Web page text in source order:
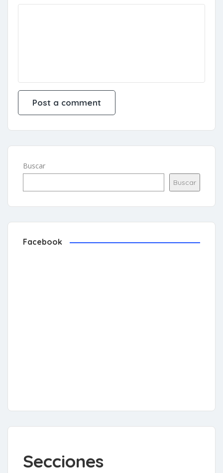
Buscar
Buscar
Facebook
Secciones